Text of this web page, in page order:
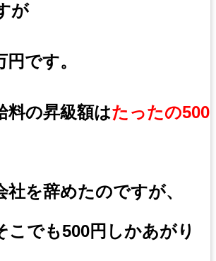
が
です。
料の昇級額はたったの500
社を辞めたのですが、
こでも500円しかあがり